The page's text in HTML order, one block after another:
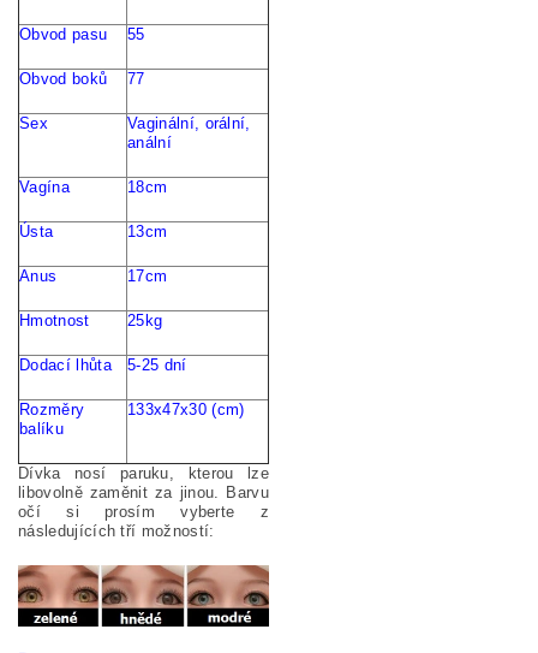
Obvod pasu 55
Obvod boků 77
Sex Vaginální, orální,
anální
Vagína 18cm
Ústa 13cm
Anus 17cm
Hmotnost 25kg
Dodací lhůta 5-25 dní
Rozměry
balíku
133x47x30 (cm)
Dívka nosí paruku, kterou lze
libovolně zaměnit za jinou. Barvu
očí si prosím vyberte z
následujících tří možností: